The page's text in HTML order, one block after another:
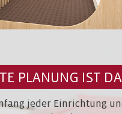
PLANUNG IST
jeder Einrichtung